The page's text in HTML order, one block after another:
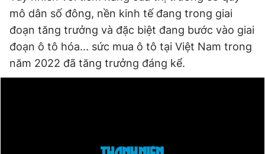
Giấy phép xuất bản số 110/GP - BTTTT cấp ngày 24.3.2020
© 2003-2026 Bản quyền thuộc về Báo Thanh Niên. Cấm sao
chép dưới mọi hình thức nếu không có sự chấp thuận bằng văn
bản. Phát triển bởi ePi Technologies, JSC.
mô dân số đông, nền kinh tế đang trong giai
đoạn tăng trưởng và đặc biệt đang bước vào giai
đoạn ô tô hóa... sức mua ô tô tại Việt Nam trong
năm 2022 đã tăng trưởng đáng kể.